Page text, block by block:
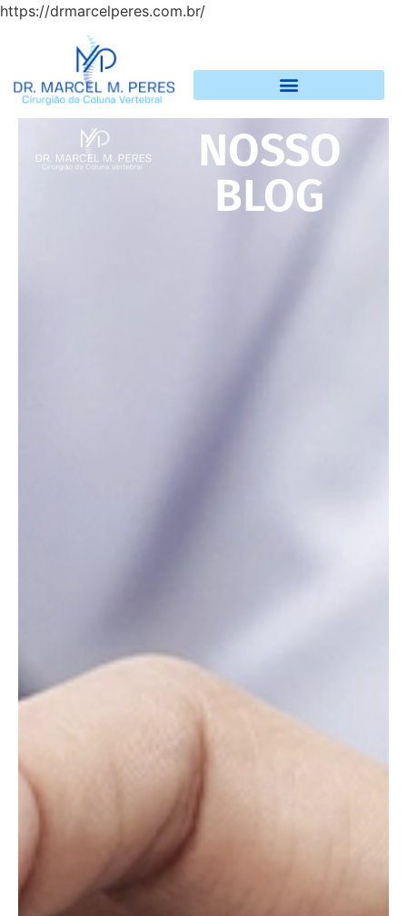
https://drmarcelperes.com.br/
NOSSO
BLOG